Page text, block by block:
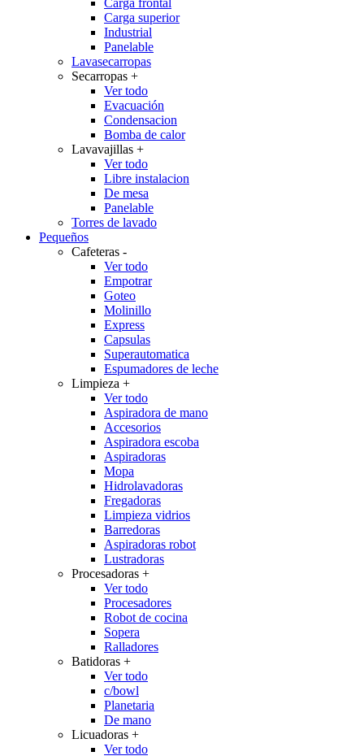
Carga frontal
Carga superior
Industrial
Panelable
Lavasecarropas
Secarropas +
Ver todo
Evacuación
Condensacion
Bomba de calor
Lavavajillas +
Ver todo
Libre instalacion
De mesa
Panelable
Torres de lavado
Pequeños
Cafeteras -
Ver todo
Empotrar
Goteo
Molinillo
Express
Capsulas
Superautomatica
Espumadores de leche
Limpieza +
Ver todo
Aspiradora de mano
Accesorios
Aspiradora escoba
Aspiradoras
Mopa
Hidrolavadoras
Fregadoras
Limpieza vidrios
Barredoras
Aspiradoras robot
Lustradoras
Procesadoras +
Ver todo
Procesadores
Robot de cocina
Sopera
Ralladores
Batidoras +
Ver todo
c/bowl
Planetaria
De mano
Licuadoras +
Ver todo